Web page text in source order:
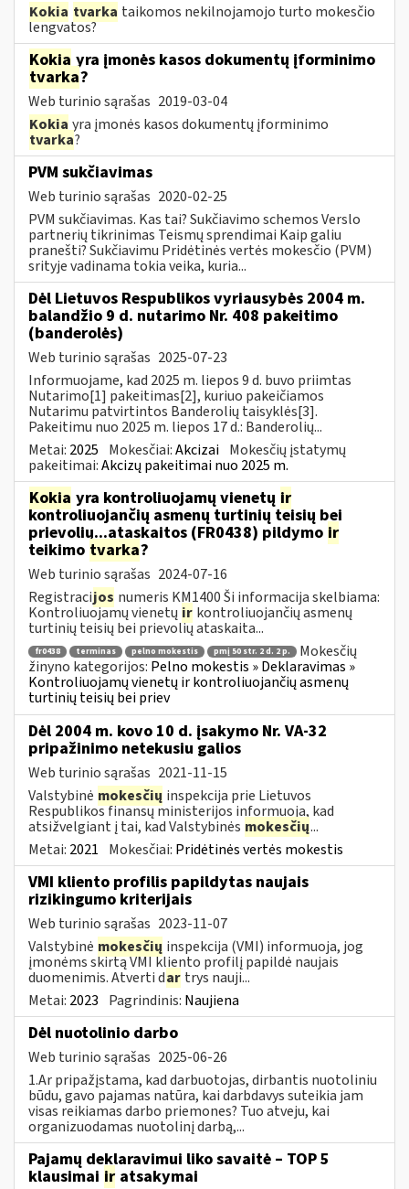
Kokia tvarka taikomos nekilnojamojo turto mokesčio
lengvatos?
Kokia yra įmonės kasos dokumentų įforminimo
tvarka?
Web turinio sąrašas 2019-03-04
Kokia yra įmonės kasos dokumentų įforminimo
tvarka?
PVM sukčiavimas
Web turinio sąrašas 2020-02-25
PVM sukčiavimas. Kas tai? Sukčiavimo schemos Verslo
partnerių tikrinimas Teismų sprendimai Kaip galiu
pranešti? Sukčiavimu Pridėtinės vertės mokesčio (PVM)
srityje vadinama tokia veika, kuria...
Dėl Lietuvos Respublikos vyriausybės 2004 m.
balandžio 9 d. nutarimo Nr. 408 pakeitimo
(banderolės)
Web turinio sąrašas 2025-07-23
Informuojame, kad 2025 m. liepos 9 d. buvo priimtas
Nutarimo[1] pakeitimas[2], kuriuo pakeičiamos
Nutarimu patvirtintos Banderolių taisyklės[3].
Pakeitimu nuo 2025 m. liepos 17 d.: Banderolių...
Metai: 2025 Mokesčiai:Akcizai Mokesčių įstatymų
pakeitimai:Akcizų pakeitimai nuo 2025 m.
Kokia yra kontroliuojamų vienetų ir
kontroliuojančių asmenų turtinių teisių bei
prievolių...ataskaitos (FR0438) pildymo ir
teikimo tvarka?
Web turinio sąrašas 2024-07-16
Registracijos numeris KM1400 Ši informacija skelbiama:
Kontroliuojamų vienetų ir kontroliuojančių asmenų
turtinių teisių bei prievolių ataskaita...
fr0438 terminas pelno mokestis pmį 50 str. 2 d. 2 p.
Mokesčių
žinyno kategorijos: Pelno mokestis » Deklaravimas »
Kontroliuojamų vienetų ir kontroliuojančių asmenų
turtinių teisių bei priev
Dėl 2004 m. kovo 10 d. įsakymo Nr. VA-32
pripažinimo netekusiu galios
Web turinio sąrašas 2021-11-15
Valstybinė mokesčių inspekcija prie Lietuvos
Respublikos finansų ministerijos informuoja, kad
atsižvelgiant į tai, kad Valstybinės mokesčių...
Metai: 2021 Mokesčiai: Pridėtinės vertės mokestis
VMI kliento profilis papildytas naujais
rizikingumo kriterijais
Web turinio sąrašas 2023-11-07
Valstybinė mokesčių inspekcija (VMI) informuoja, jog
įmonėms skirtą VMI kliento profilį papildė naujais
duomenimis. Atverti dar trys nauji...
Metai: 2023 Pagrindinis: Naujiena
Dėl nuotolinio darbo
Web turinio sąrašas 2025-06-26
1.Ar pripažįstama, kad darbuotojas, dirbantis nuotoliniu
būdu, gavo pajamas natūra, kai darbdavys suteikia jam
visas reikiamas darbo priemones? Tuo atveju, kai
organizuodamas nuotolinį darbą,...
Pajamų deklaravimui liko savaitė – TOP 5
klausimai ir atsakymai